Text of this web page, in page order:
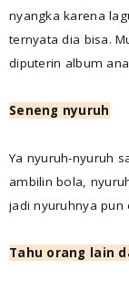
nyangka karena
ternyata dia bisa.
diputerin album
Seneng nyuruh
Ya nyuruh-nyuruh
ambilin bola,
jadi nyuruhnya pun
Tahu orang lain